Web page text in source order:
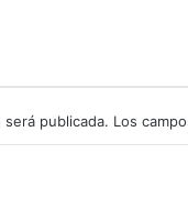
publicada. Los